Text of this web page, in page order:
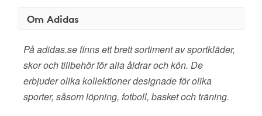
Om Adidas
På adidas.se finns ett brett sortiment av sportkläder,
skor och tillbehör för alla åldrar och kön. De
erbjuder olika kollektioner designade för olika
sporter, såsom löpning, fotboll, basket och träning.